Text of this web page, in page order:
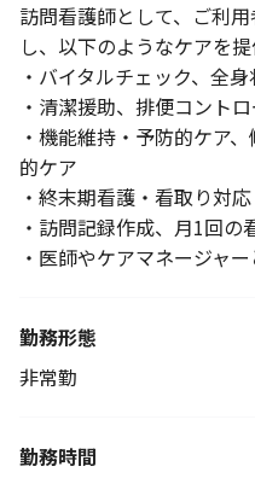
訪問看護師として、ご利
し、以下のようなケアを提
・バイタルチェック、全
・清潔援助、排便コント
・機能維持・予防的ケア
的ケア
・終末期看護・看取り対応
・訪問記録作成、月1回
・医師やケアマネージャ
勤務形態
非常勤
勤務時間